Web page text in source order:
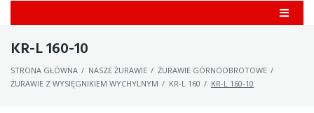
KR-L 160-10
STRONA GŁÓWNA / NASZE ŻURAWIE / ŻURAWIE GÓRNOOBROTOWE /
ŻURAWIE Z WYSIĘGNIKIEM WYCHYLNYM / KR-L 160 / KR-L 160-10